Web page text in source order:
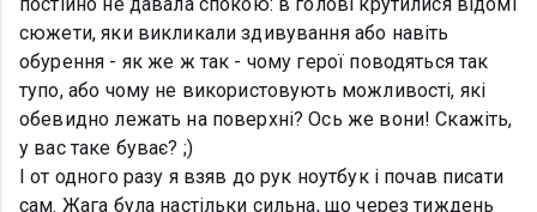
сюжети, яки викликали здивування або навіть
обурення - як же ж так - чому герої поводяться так
тупо, або чому не використовують можливості, які
обевидно лежать на поверхні? Ось же вони! Скажіть,
у вас таке буває? ;)
І от одного разу я взяв до рук ноутбук і почав писати
сам. Жага була настільки сильна, що через тиждень